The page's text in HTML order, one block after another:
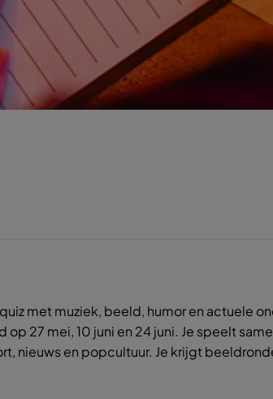
met muziek, beeld, humor en actuele
27 mei, 10 juni en 24 juni. Je speelt
nieuws en popcultuur. Je krijgt